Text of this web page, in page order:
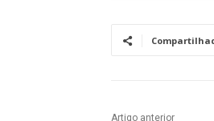
Artigo anterior